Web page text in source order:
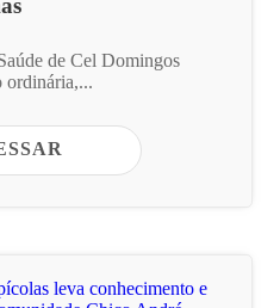
de Cel Domingos
ordinária,...